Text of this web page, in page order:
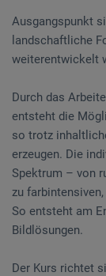
Ausgangspunkt
landschaftliche
weiterentwickelt
Durch das
entsteht die
so trotz
erzeugen. Die
Spektrum – von
zu
So entsteht am
Bildlösungen.
Der Kurs richtet